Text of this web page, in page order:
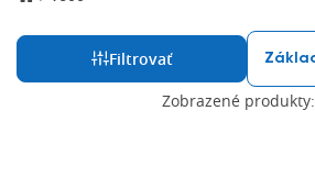
Filtrovať
Zobrazené produkty: